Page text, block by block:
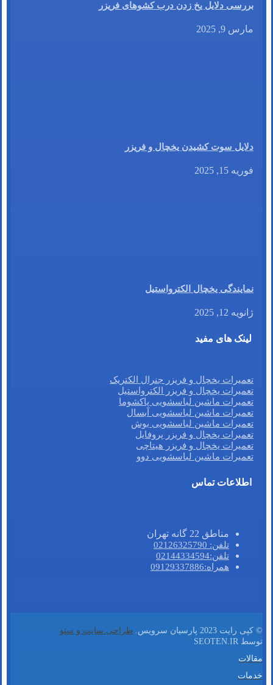
بررسی دلایل یخ زدن درب کشوهای فریزر
مارس 9, 2025
دلایل سوت کشیدن یخچال و فریزر
فوریه 15, 2025
نمایندگی یخچال الکترواستیل
ژانویه 12, 2025
لینک های مفید
تعمیرات یخچال و فریزر جنرال الکتریک
تعمیرات یخچال و فریزر الکترواستیل
تعمیرات ماشین لباسشویی پاکشوما
تعمیرات ماشین لباسشویی آبسال
تعمیرات ماشین لباسشویی بوش
تعمیرات یخچال و فریزر پروفایل
تعمیرات یخچال و فریزر هیتاچی
تعمیرات ماشین لباسشویی دوو
اطلاعات تماس
مناطق 22 گانه تهران
تلفن: 02126325790
تلفن:02144334594
همراه:09129337886
© کپی رایت 2023 پارسیان سرویس.
طراحی سایت و سئو
توسط SEOTEN.IR
مقالات
خدمات